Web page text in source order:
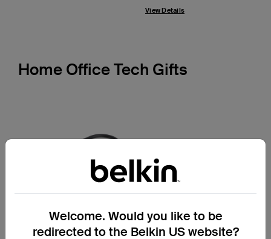
View Details
Home Office Tech Gifts
Welcome. Would you like to be
redirected to the Belkin US website?